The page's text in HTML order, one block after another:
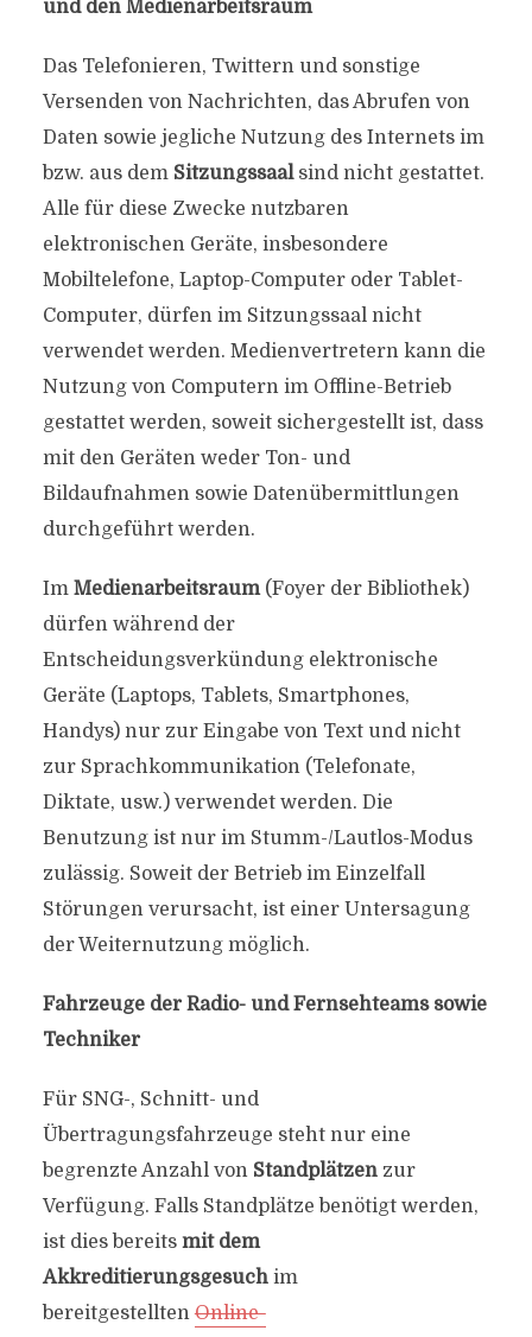
und den Medienarbeitsraum
Das Telefonieren, Twittern und sonstige
Versenden von Nachrichten, das Abrufen von
Daten sowie jegliche Nutzung des Internets im
bzw. aus dem Sitzungssaal sind nicht gestattet.
Alle für diese Zwecke nutzbaren
elektronischen Geräte, insbesondere
Mobiltelefone, Laptop-Computer oder Tablet-
Computer, dürfen im Sitzungssaal nicht
verwendet werden. Medienvertretern kann die
Nutzung von Computern im Offline-Betrieb
gestattet werden, soweit sichergestellt ist, dass
mit den Geräten weder Ton- und
Bildaufnahmen sowie Datenübermittlungen
durchgeführt werden.
Im Medienarbeitsraum (Foyer der Bibliothek)
dürfen während der
Entscheidungsverkündung elektronische
Geräte (Laptops, Tablets, Smartphones,
Handys) nur zur Eingabe von Text und nicht
zur Sprachkommunikation (Telefonate,
Diktate, usw.) verwendet werden. Die
Benutzung ist nur im Stumm-/Lautlos-Modus
zulässig. Soweit der Betrieb im Einzelfall
Störungen verursacht, ist einer Untersagung
der Weiternutzung möglich.
Fahrzeuge der Radio- und Fernsehteams sowie
Techniker
Für SNG-, Schnitt- und
Übertragungsfahrzeuge steht nur eine
begrenzte Anzahl von Standplätzen zur
Verfügung. Falls Standplätze benötigt werden,
ist dies bereits mit dem
Akkreditierungsgesuch im
bereitgestelltenOnline-